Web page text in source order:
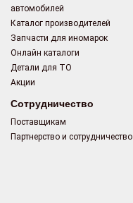
автомобилей
Каталог производителей
Запчасти для иномарок
Онлайн каталоги
Детали для ТО
Акции
Сотрудничество
Поставщикам
Партнерство и сотрудничество